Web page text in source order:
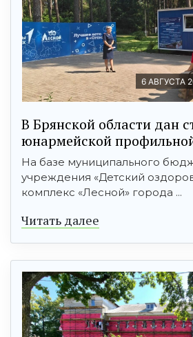
6 АВГУСТА
В Брянской области дан
юнармейской
На базе муниципального
учреждения «Детский
комплекс «Лесной» города ...
Читать далее